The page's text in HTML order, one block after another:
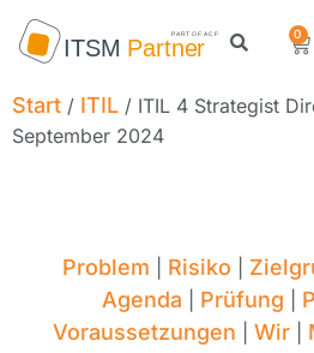
0
Start / ITIL / ITIL 4 Strategist
September 2024
Problem Risiko
Agenda Prüfung
Voraussetzungen Wir|